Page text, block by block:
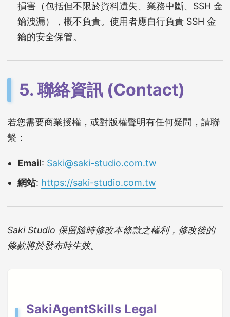
損害（包括但不限於資料遺失、業務中斷、SSH 金
鑰洩漏），概不負責。使用者應自行負責 SSH 金
鑰的安全保管。
5. 聯絡資訊 (Contact)
若您需要商業授權，或對版權聲明有任何疑問，請聯
繫：
Email: Saki@saki-studio.com.tw
網站: https://saki-studio.com.tw
Saki Studio 保留隨時修改本條款之權利，修改後的
條款將於發布時生效。
SakiAgentSkills Legal